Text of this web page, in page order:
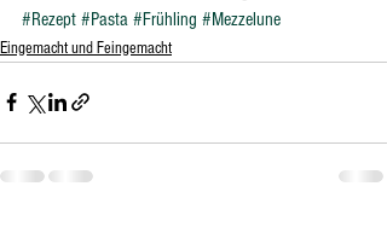
#Rezept #Pasta #Frühling #Mezzelune
Eingemacht und Feingemacht